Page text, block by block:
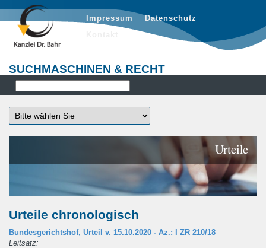
Impressum
Datenschutz
SUCHMASCHINEN & RECHT
Urteile
Urteile chronologisch
Bundesgerichtshof, Urteil v. 15.10.2020 - Az.: I ZR 210/18
Leitsatz: